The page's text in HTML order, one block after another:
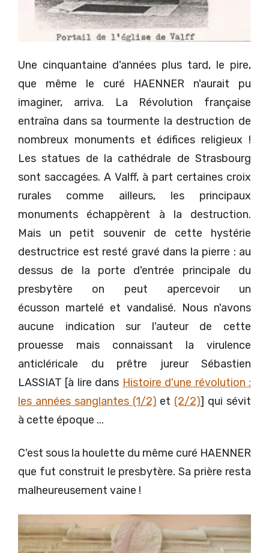
Une cinquantaine d'années plus tard, le pire,
que même le curé HAENNER n'aurait pu
imaginer, arriva. La Révolution française
entraîna dans sa tourmente la destruction de
nombreux monuments et édifices religieux !
Les statues de la cathédrale de Strasbourg
sont saccagées. A Valff, à part certaines croix
rurales comme ailleurs, les principaux
monuments échappèrent à la destruction.
Mais un petit souvenir de cette hystérie
destructrice est resté gravé dans la pierre : au
dessus de la porte d'entrée principale du
presbytère on peut apercevoir un
écusson martelé et vandalisé. Nous n'avons
aucune indication sur l'auteur de cette
prouesse mais connaissant la virulence
anticléricale du prêtre jureur Sébastien
LASSIAT [à lire dans Histoire d'une révolution :
les années sanglantes (1/2) et (2/2)] qui sévit
à cette époque ...
C'est sous la houlette du même curé HAENNER
que fut construit le presbytère. Sa prière resta
malheureusement vaine !